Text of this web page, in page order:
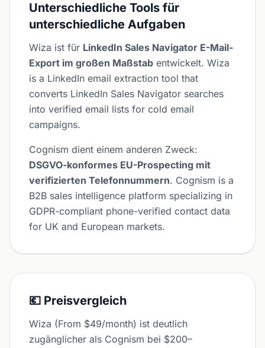
Unterschiedliche Tools für
unterschiedliche Aufgaben
Wiza ist für LinkedIn Sales Navigator E-Mail-
Export im großen Maßstab entwickelt. Wiza
is a LinkedIn email extraction tool that
converts LinkedIn Sales Navigator searches
into verified email lists for cold email
campaigns.
Cognism dient einem anderen Zweck:
DSGVO-konformes EU-Prospecting mit
verifizierten Telefonnummern. Cognism is a
B2B sales intelligence platform specializing in
GDPR-compliant phone-verified contact data
for UK and European markets.
💶 Preisvergleich
Wiza (From $49/month) ist deutlich
zugänglicher als Cognism bei $200–